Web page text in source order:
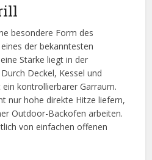
besondere Form des
der bekanntesten
Stärke liegt in der
Deckel, Kessel und
kontrollierbarer Garraum.
nur hohe direkte Hitze liefern,
Outdoor-Backofen arbeiten.
von einfachen offenen